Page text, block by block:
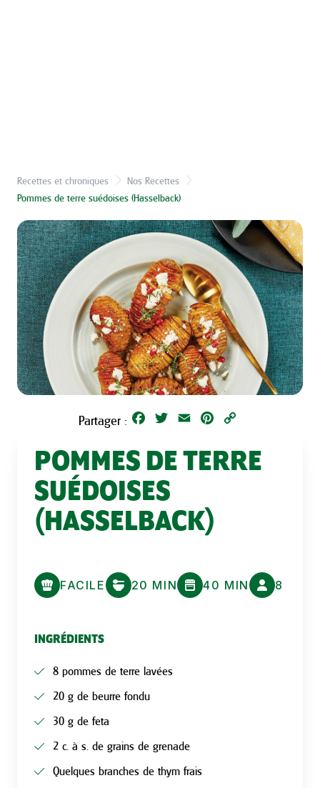
Recettes et chroniques
Nos Recettes
Pommes de terre suédoises (Hasselback)
Partager : Facebook
Twitter Email Pinterest
POMMES DE TERRE
SUÉDOISES
(HASSELBACK)
FACILE 20 MIN 40 MIN 8
INGRÉDIENTS
8 pommes de terre lavées
20 g de beurre fondu
30 g de feta
2 c. à s. de grains de grenade
Quelques branches de thym frais